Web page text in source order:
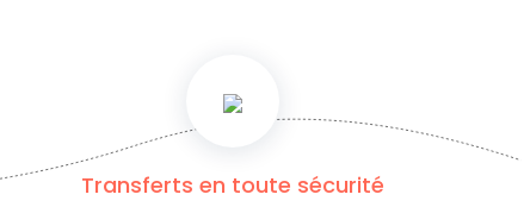
Transferts en toute sécurité